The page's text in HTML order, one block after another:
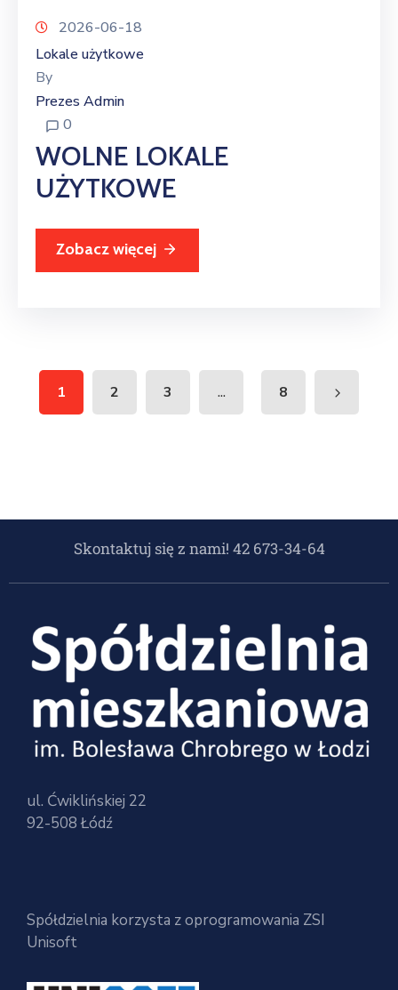
2026-06-18
Lokale użytkowe
By
Prezes Admin
0
WOLNE LOKALE
UŻYTKOWE
Zobacz więcej
1 2 3 ... 8
Skontaktuj się z nami! 42 673-34-64
ul. Ćwiklińskiej 22
92-508 Łódź
Spółdzielnia korzysta z oprogramowania ZSI
Unisoft